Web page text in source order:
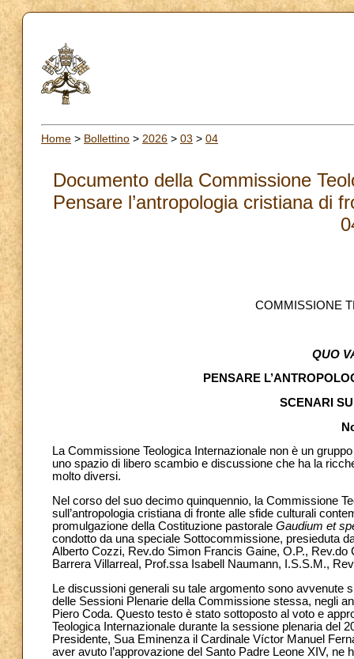
Home > Bollettino > 2026 > 03 > 04
Documento della Commissione
Pensare l’antropologia cristiana di
COMMISSIONE
QUO
PENSARE
SCENARI
La Commissione Teologica Internazionale non è un
uno spazio di libero scambio e discussione che ha la
molto diversi.
Nel corso del suo decimo quinquennio, la Commissione
sull’antropologia cristiana di fronte alle sfide culturali
promulgazione della Costituzione pastorale Gaudium et
condotto da una speciale Sottocommissione, presieduta
Alberto Cozzi, Rev.do Simon Francis Gaine, O.P.,
Barrera Villarreal, Prof.ssa Isabell Naumann, I.S.S.M.,
Le discussioni generali su tale argomento sono avvenute
delle Sessioni Plenarie della Commissione stessa, negli
Piero Coda. Questo testo è stato sottoposto al voto e
Teologica Internazionale durante la sessione plenaria del
Presidente, Sua Eminenza il Cardinale Víctor Manuel
aver avuto l’approvazione del Santo Padre Leone XIV, ne